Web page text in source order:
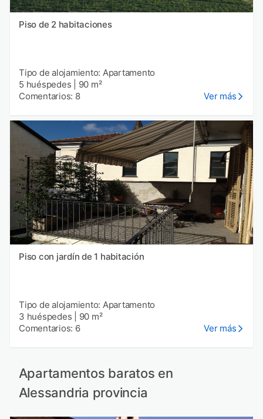
Piso de 2 habitaciones
Tipo de alojamiento: Apartamento
5 huéspedes
90 m²
Comentarios: 8
Ver más
Piso con jardín de 1 habitación
Tipo de alojamiento: Apartamento
3 huéspedes
90 m²
Comentarios: 6
Ver más
Apartamentos baratos en
Alessandria provincia